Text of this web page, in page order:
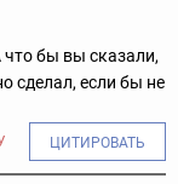
что бы вы сказали,
сделал, если бы не
ЦИТИРОВАТЬ